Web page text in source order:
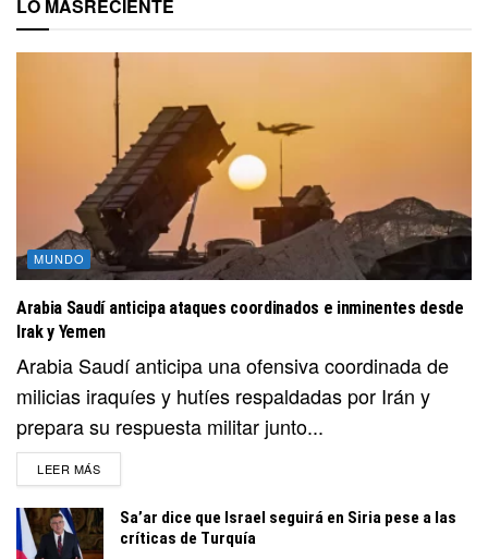
LO MÁSRECIENTE
MUNDO
Arabia Saudí anticipa ataques coordinados e inminentes desde
Irak y Yemen
Arabia Saudí anticipa una ofensiva coordinada de
milicias iraquíes y hutíes respaldadas por Irán y
prepara su respuesta militar junto...
LEER MÁSDETAILS
Sa’ar dice que Israel seguirá en Siria pese a las
críticas de Turquía